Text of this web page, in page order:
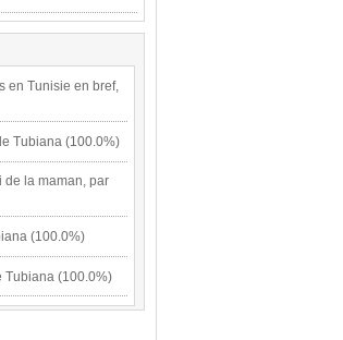
en Tunisie en bref,
Tubiana (100.0%)
de la maman, par
(100.0%)
Tubiana (100.0%)